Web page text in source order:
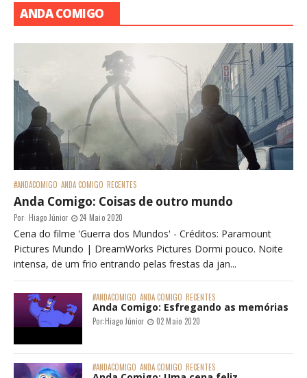
ANDA COMIGO
#ANDACOMIGO ANDA COMIGO RECENTES
Anda Comigo: Coisas de outro mundo
Por: Hiago Júnior 24 Maio 2020
Cena do filme 'Guerra dos Mundos' - Créditos: Paramount
Pictures Mundo | DreamWorks Pictures Dormi pouco. Noite
intensa, de um frio entrando pelas frestas da jan...
#ANDACOMIGO ANDA COMIGO RECENTES
Anda Comigo: Esfregando as memórias
Por:Hiago Júnior 02 Maio 2020
#ANDACOMIGO ANDA COMIGO RECENTES